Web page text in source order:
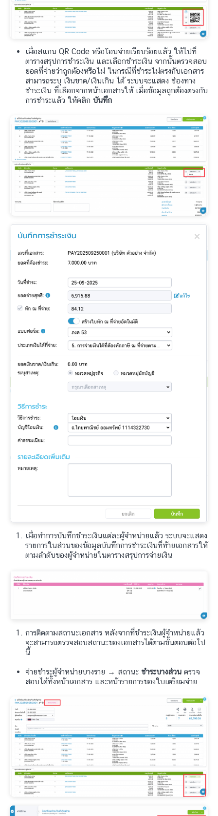
เมื่อสแกน QR Code หรือโอนจ่ายเรียบร้อยแล้ว ให้ไปที่
ตารางสรุปการชำระเงิน และเลือกชำระเงิน จากนั้นตรวจสอบ
ยอดที่จ่ายว่าถูกต้องหรือไม่ ในกรณีที่ชำระไม่ตรงกับเอกสาร
สามารถระบุ เงินขาด/เงินเกิน ได้ ระบบจะแสดง ช่องทาง
ชำระเงิน ที่เลือกจากหน้าเอกสารให้ เมื่อข้อมูลถูกต้องตรงกับ
การชำระแล้ว ให้คลิก บันทึก
เมื่อทำการบันทึกชำระเงินแต่ละผู้จำหน่ายแล้ว ระบบจะแสดง
รายการในส่วนของข้อมูลบันทึกการชำระเงินที่ท้ายเอกสารให้
ตามลำดับของผู้จำหน่ายในตารางสรุปการจ่ายเงิน
การติดตามสถานะเอกสาร หลังจากที่ชำระเงินผู้จำหน่ายแล้ว
จะสามารถตรวจสอบสถานะของเอกสารได้ตามขั้นตอนต่อไป
นี้
จ่ายชำระผู้จำหน่ายบางราย → สถานะ ชำระบางส่วน ตรวจ
สอบได้ทั้งหน้าเอกสาร และหน้ารายการของใบเตรียมจ่าย